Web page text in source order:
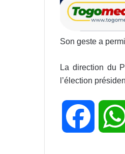
Son geste a
La direction du
l’élection